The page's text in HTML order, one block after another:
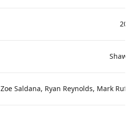
2022
Shawn
Zoe Saldana, Ryan Reynolds, Mark